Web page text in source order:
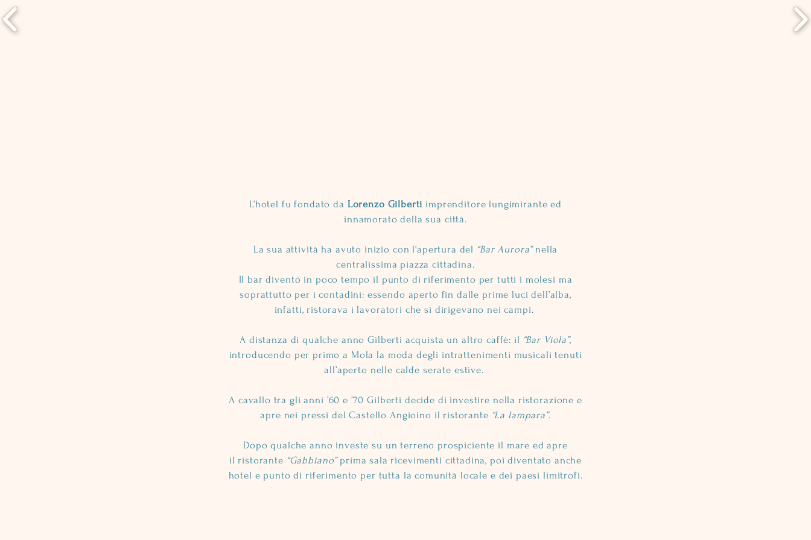
L’hotel fu fondato da Lorenzo Gilberti imprenditore lungimirante ed
innamorato della sua città.
La sua attività ha avuto inizio con l’apertura del “Bar Aurora”nella
centralissima piazza cittadina.
Il bar diventò in poco tempo il punto di riferimento per tutti i molesi ma
soprattutto per i contadini: essendo aperto fin dalle prime luci dell’alba,
infatti, ristorava i lavoratori che si dirigevano nei campi.
A distanza di qualche anno Gilberti acquista un altro caffè: il “Bar Viola”,
introducendo per primo a Mola la moda degli intrattenimenti musicali tenuti
all’aperto nelle calde serate estive.
A cavallo tra gli anni ’60 e ’70 Gilberti decide di investire nella ristorazione e
apre nei pressi del Castello Angioino il ristorante “La lampara”.
Dopo qualche anno investe su un terreno prospiciente il mare ed apre
il ristorante “Gabbiano”prima sala ricevimenti cittadina, poi diventato anche
hotel e punto di riferimento per tutta la comunità locale e dei paesi limitrofi.